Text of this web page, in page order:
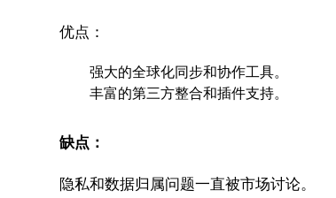
优点：
强大的全球化同步和协作工具。
丰富的第三方整合和插件支持。
缺点：
隐私和数据归属问题一直被市场讨论。